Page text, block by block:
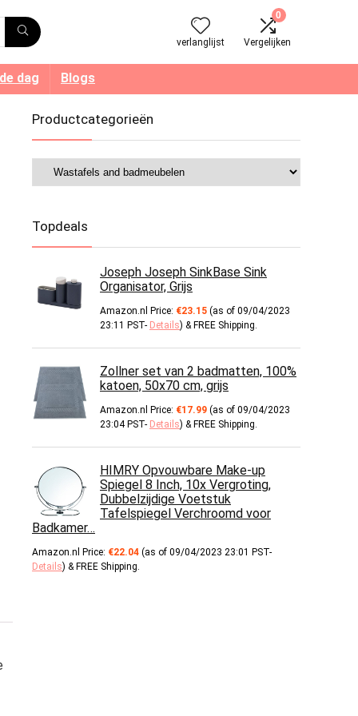
verlanglijst
0
Vergelijken
dag Blogs
Productcategorieën
Topdeals
Joseph Joseph SinkBase Sink
Organisator, Grijs
Amazon.nl Price: €23.15 (as of 09/04/2023
23:11 PST- Details) & FREE Shipping.
Zollner set van 2 badmatten, 100%
katoen, 50x70 cm, grijs
Amazon.nl Price: €17.99 (as of 09/04/2023
23:04 PST- Details) & FREE Shipping.
HIMRY Opvouwbare Make-up
Spiegel 8 Inch, 10x Vergroting,
Dubbelzijdige Voetstuk
Tafelspiegel Verchroomd voor
Badkamer…
Amazon.nl Price: €22.04 (as of 09/04/2023 23:01 PST-
Details) & FREE Shipping.